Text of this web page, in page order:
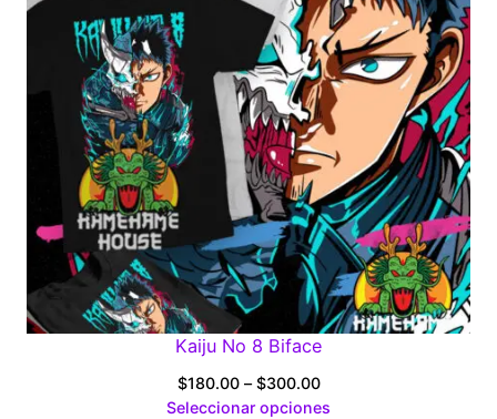
Kaiju No 8 Biface
$180.00 – $300.00Price
range:
Seleccionar opciones